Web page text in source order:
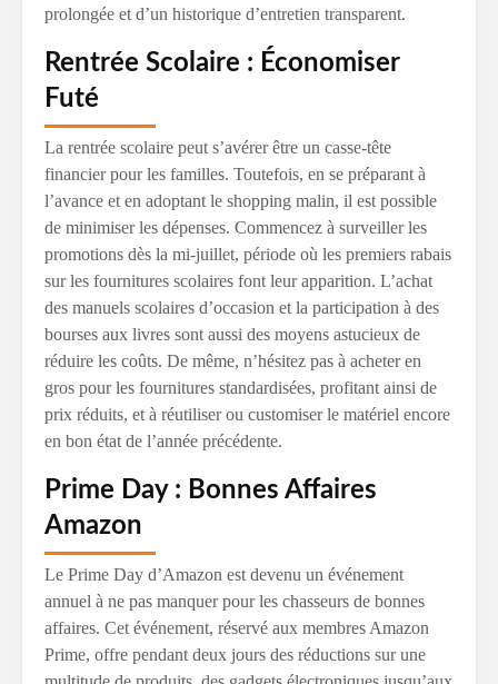
prolongée et d’un historique d’entretien transparent.
Rentrée Scolaire : Économiser
Futé
La rentrée scolaire peut s’avérer être un casse-tête
financier pour les familles. Toutefois, en se préparant à
l’avance et en adoptant le shopping malin, il est possible
de minimiser les dépenses. Commencez à surveiller les
promotions dès la mi-juillet, période où les premiers rabais
sur les fournitures scolaires font leur apparition. L’achat
des manuels scolaires d’occasion et la participation à des
bourses aux livres sont aussi des moyens astucieux de
réduire les coûts. De même, n’hésitez pas à acheter en
gros pour les fournitures standardisées, profitant ainsi de
prix réduits, et à réutiliser ou customiser le matériel encore
en bon état de l’année précédente.
Prime Day : Bonnes Affaires
Amazon
Le Prime Day d’Amazon est devenu un événement
annuel à ne pas manquer pour les chasseurs de bonnes
affaires. Cet événement, réservé aux membres Amazon
Prime, offre pendant deux jours des réductions sur une